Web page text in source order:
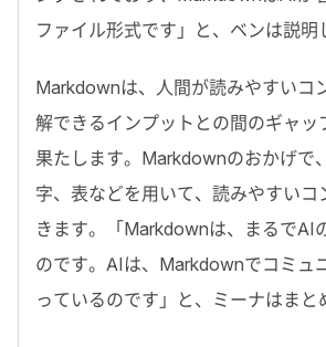
ファイル形式です」と、ベンは説明
Markdownは、人間が読みやすいコ
解できるインプットとの間のギャッ
果たします。 Markdownのおかげで、
字、表などを用いて、読みやすいコ
きます。「Markdownは、まるでAI
のです。 AI は、 Markdownでコミュ
っているのです」と、ミーナはまと